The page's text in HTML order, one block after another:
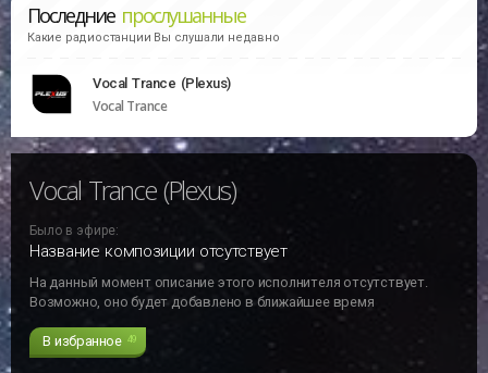
Последние прослушанные
Какие радиостанции Вы слушали недавно
Vocal Trance (Plexus)
Vocal Trance
Vocal Trance (Plexus)
Было в эфире:
Название композиции отсутствует
На данный момент описание этого исполнителя отсутствует.
Возможно, оно будет добавлено в ближайшее время
В избранное 49